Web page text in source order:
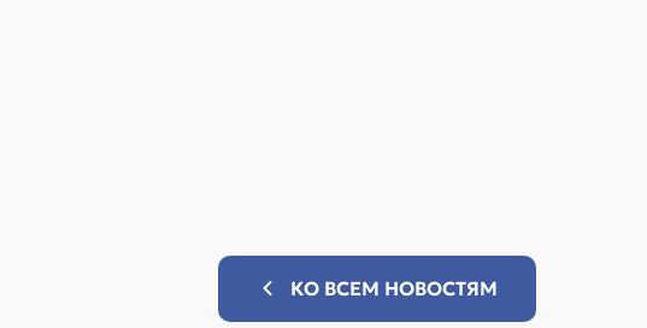
КО ВСЕМ НОВОСТЯМ